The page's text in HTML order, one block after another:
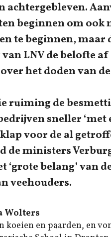
achtergebleven.
beginnen om ook
te beginnen, maar
LNV de belofte af
het doden van
ruiming de
sneller ‘met
voor de al
de ministers
belang’ van
veehouders.
Wolters
koeien en paarden, en